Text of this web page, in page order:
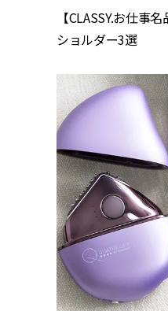
【CLASSY.お仕事
ショルダー3選